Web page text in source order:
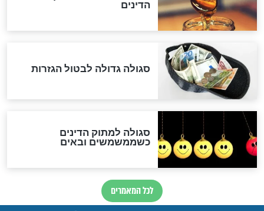
"מודה לקב"ה על כל השנים"
לכל המאמרים
אחרית הימים